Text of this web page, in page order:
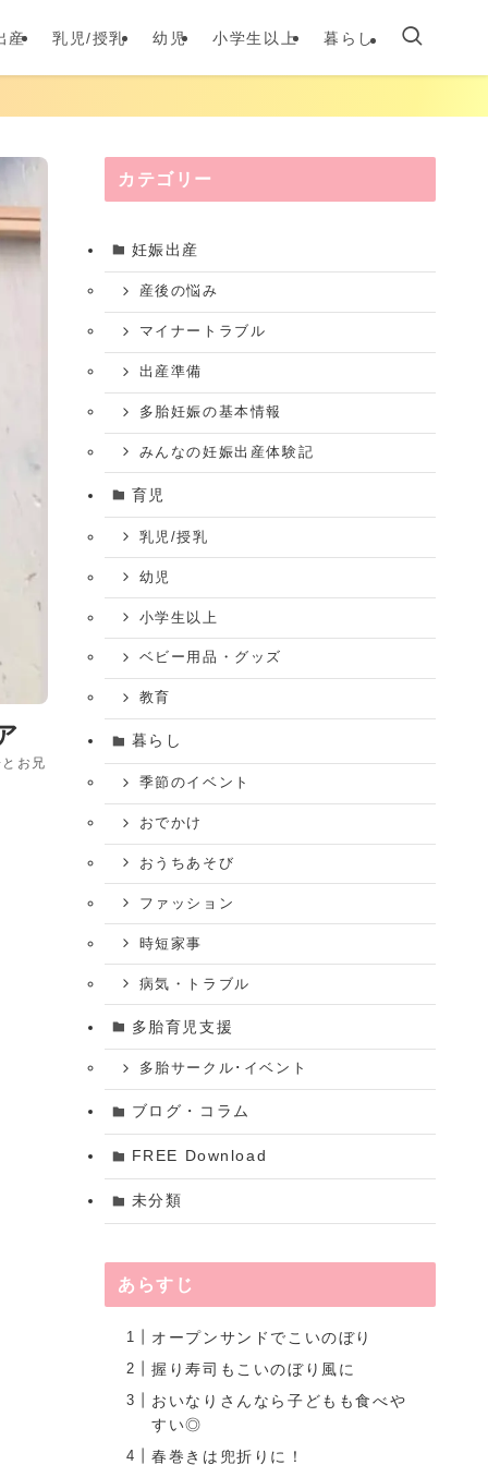
産 乳児/授乳 幼児 小学生以上 暮らし
お兄
カテゴリー
妊娠出産
産後の悩み
マイナートラブル
出産準備
多胎妊娠の基本情報
みんなの妊娠出産体験記
育児
乳児/授乳
幼児
小学生以上
ベビー用品・グッズ
教育
暮らし
季節のイベント
おでかけ
おうちあそび
ファッション
時短家事
病気・トラブル
多胎育児支援
多胎サークル･イベント
ブログ・コラム
FREE Download
未分類
あらすじ
オープンサンドでこいのぼり
握り寿司もこいのぼり風に
おいなりさんなら子どもも食べや
すい◎
春巻きは兜折りに！